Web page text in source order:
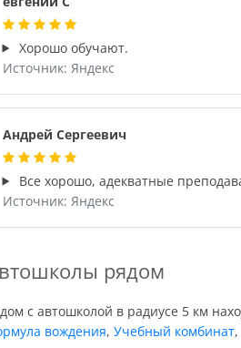
Хорошо обучают.
Источник: Яндекс
Андрей Сергеевич
Все хорошо, адекватные
Источник: Яндекс
рядом
с автошколой в радиусе 5 км
вождения, Учебный комбинат,